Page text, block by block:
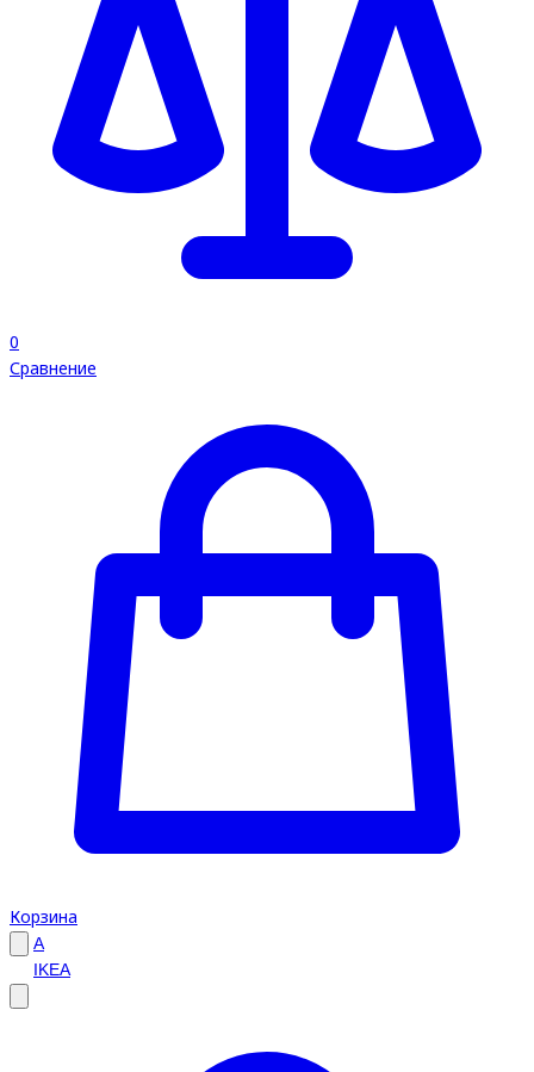
0
Сравнение
Корзина
A
IKEA